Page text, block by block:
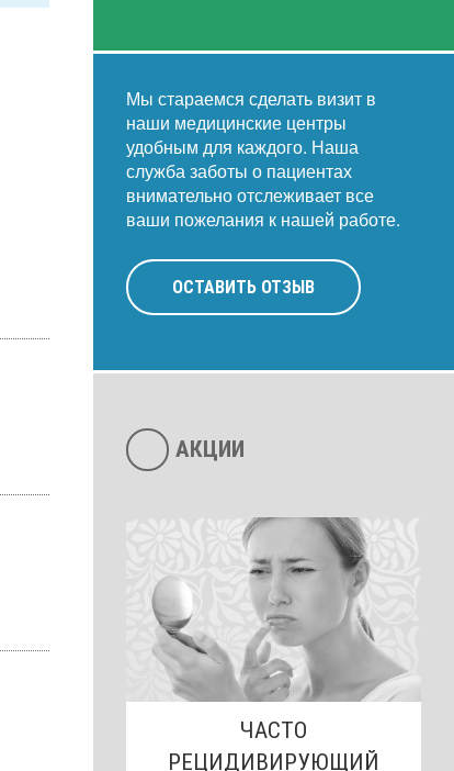
Мы стараемся сделать визит в
наши медицинские центры
удобным для каждого. Наша
служба заботы о пациентах
внимательно отслеживает все
ваши пожелания к нашей работе.
ОСТАВИТЬ ОТЗЫВ
АКЦИИ
ЧАСТО
РЕЦИДИВИРУЮЩИЙ